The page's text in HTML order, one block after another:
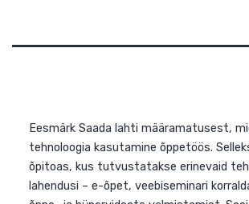
Eesmärk Saada lahti
tehnoloogia kasutamine õppetöös.